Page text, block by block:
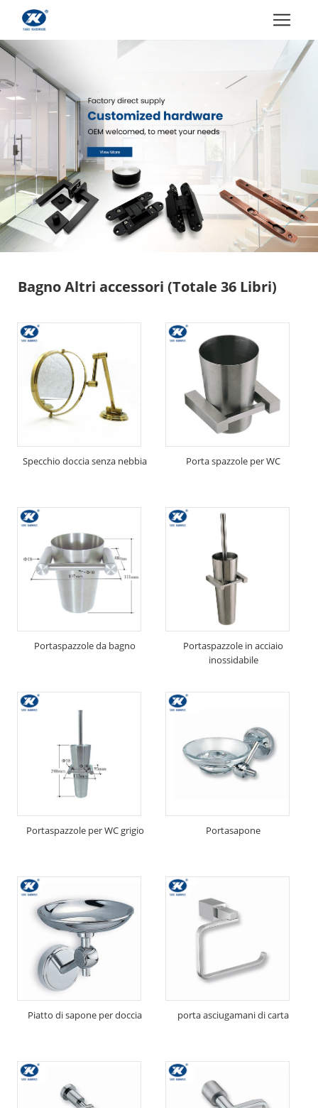
Bagno Altri accessori (Totale 36 Libri)
Specchio doccia senza nebbia Porta spazzole per WC
Portaspazzole da bagno
Portaspazzole in acciaio
inossidabile
Portaspazzole per WC grigio Portasapone
Piatto di sapone per doccia porta asciugamani di carta